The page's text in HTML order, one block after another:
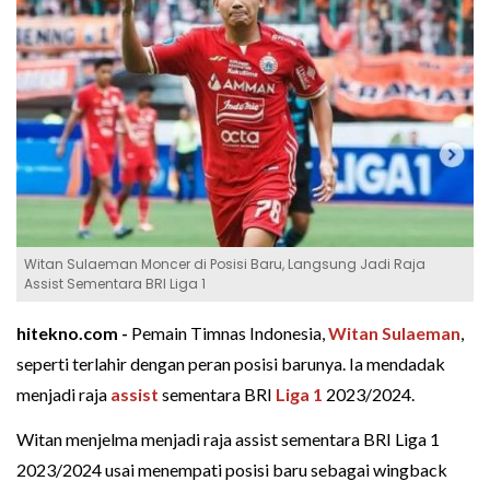
Witan Sulaeman Moncer di Posisi Baru, Langsung Jadi Raja
Assist Sementara BRI Liga 1
hitekno.com - Pemain Timnas Indonesia,Witan Sulaeman,
seperti terlahir dengan peran posisi barunya. Ia mendadak
menjadi raja assist sementara BRI Liga 1 2023/2024.
Witan menjelma menjadi raja assist sementara BRI Liga 1
2023/2024 usai menempati posisi baru sebagai wingback